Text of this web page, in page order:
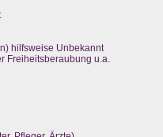
hilfsweise Unbekannt
Freiheitsberaubung u.a.